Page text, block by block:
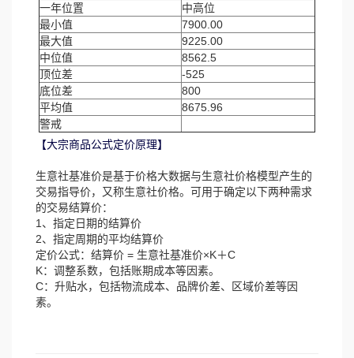
一年位置
中高位
最小值
7900.00
最大值
9225.00
中位值
8562.5
顶位差
-525
底位差
800
平均值
8675.96
警戒
【大宗商品公式定价原理】
生意社基准价是基于价格大数据与生意社价格模型产生的
交易指导价，又称生意社价格。可用于确定以下两种需求
的交易结算价：
1、指定日期的结算价
2、指定周期的平均结算价
定价公式：结算价 = 生意社基准价×K＋C
K：调整系数，包括账期成本等因素。
C：升贴水，包括物流成本、品牌价差、区域价差等因
素。